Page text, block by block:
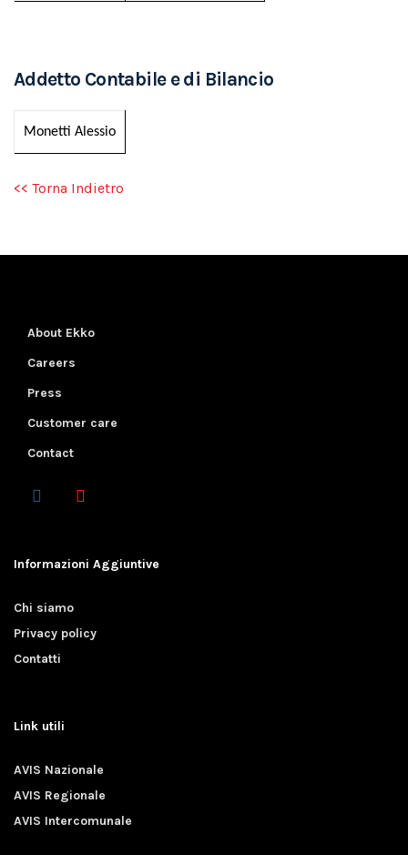
Addetto Contabile e di Bilancio
Monetti Alessio
<< Torna Indietro
About Ekko
Careers
Press
Customer care
Contact
Informazioni Aggiuntive
Chi siamo
Privacy policy
Contatti
Link utili
AVIS Nazionale
AVIS Regionale
AVIS Intercomunale